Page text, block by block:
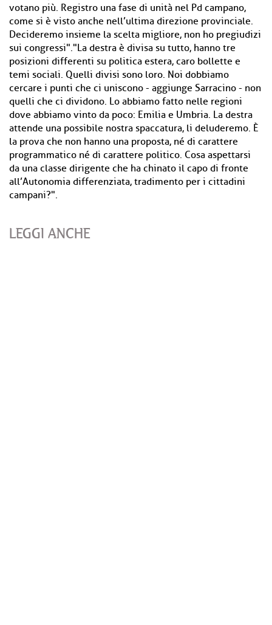
votano più. Registro una fase di unità nel Pd campano,
come si è visto anche nell’ultima direzione provinciale.
Decideremo insieme la scelta migliore, non ho pregiudizi
sui congressi"."La destra è divisa su tutto, hanno tre
posizioni differenti su politica estera, caro bollette e
temi sociali. Quelli divisi sono loro. Noi dobbiamo
cercare i punti che ci uniscono - aggiunge Sarracino - non
quelli che ci dividono. Lo abbiamo fatto nelle regioni
dove abbiamo vinto da poco: Emilia e Umbria. La destra
attende una possibile nostra spaccatura, li deluderemo. È
la prova che non hanno una proposta, né di carattere
programmatico né di carattere politico. Cosa aspettarsi
da una classe dirigente che ha chinato il capo di fronte
all’Autonomia differenziata, tradimento per i cittadini
campani?".
LEGGI ANCHE